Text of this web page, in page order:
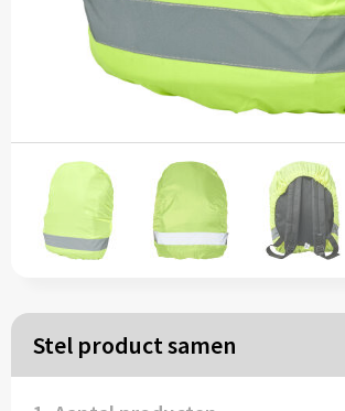
Papieren tassen
Zakelijk
Rugzakken
Schoudertassen
Koeltassen
Stel product samen